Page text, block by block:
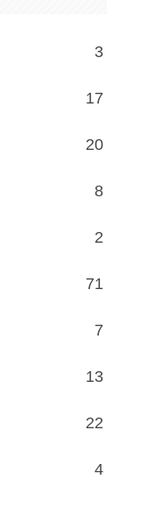
3
17
20
8
2
71
7
13
22
4